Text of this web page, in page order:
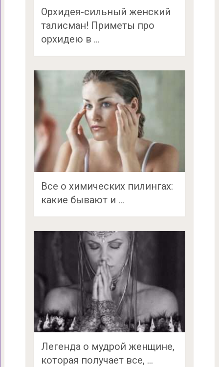
Орхидея-сильный женский
талисман! Приметы про
орхидею в …
Все о химических пилингах:
какие бывают и …
Легенда о мудрой женщине,
которая получает все, …